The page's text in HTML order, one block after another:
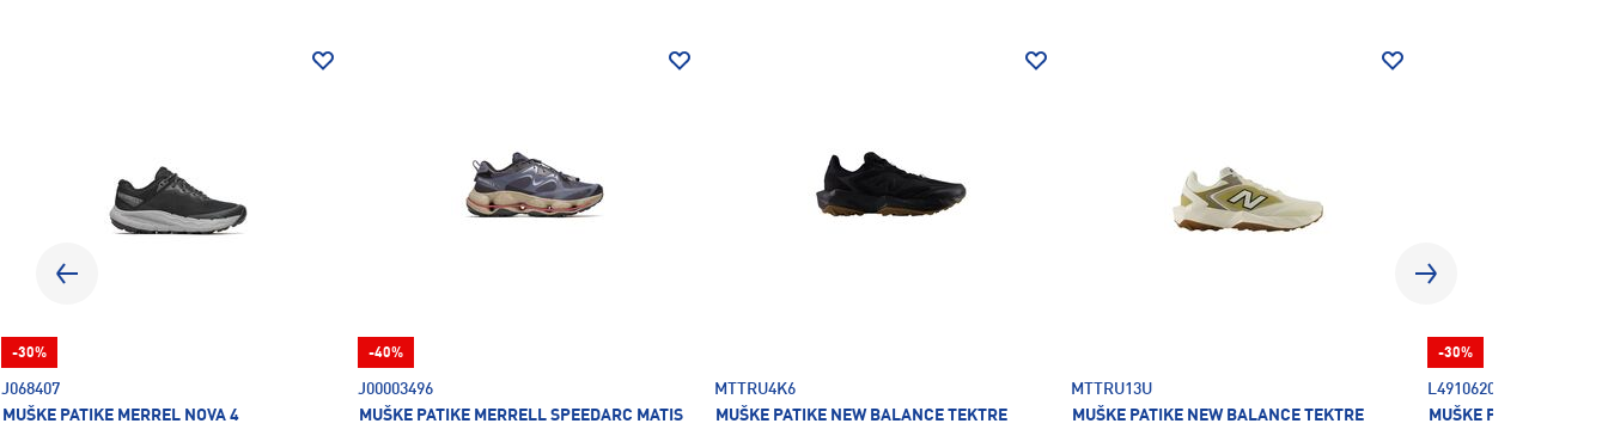
J068407
MUŠKE PATIKE MERREL NOVA 4
-30%
J00003496
MUŠKE PATIKE MERRELL SPEEDARC MATIS
-40%
MTTRU4K6
MUŠKE PATIKE NEW BALANCE TEKTRE
MTTRU13U
MUŠKE PATIKE NEW BALANCE TEKTRE
L49106200
MUŠKE PATIKE
-30%